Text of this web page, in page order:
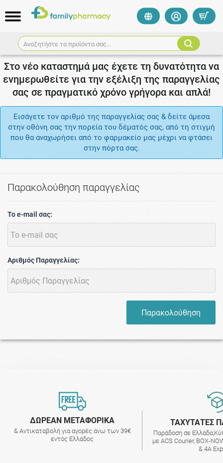
Αναζητήστε τα προϊόντα σας...
Στο νέο καταστημά μας έχετε τη δυνατότητα να
ενημερωθείτε για την εξέλιξη της παραγγελίας
σας σε πραγματικό χρόνο γρήγορα και απλά!
Εισάγετε τον αριθμό της παραγγελίας σας & δείτε άμεσα
στην οθόνη σας την πορεία του δέματός σας, από τη στιγμή
που θα αναχωρήσει από το φαρμακείο μας μέχρι να φτάσει
στην πόρτα σας.
Παρακολούθηση παραγγελίας
Το e-mail σας:
Αριθμός Παραγγελίας:
Παρακολούθηση
ΔΩΡΕΑΝ ΜΕΤΑΦΟΡΙΚΑ
& Αντικαταβολή για αγορές άνω των 39€
εντός Ελλάδος
ΤΑΧΥΤΑΤΕΣ
Παράδοση σε
με ACS Courier, BOX-
& 4A